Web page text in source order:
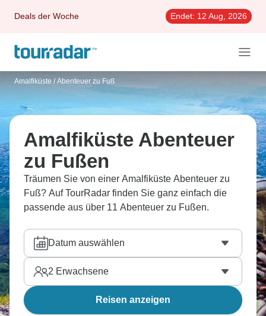
Deals der Woche Endet: 12 Aug, 2026
Amalfiküste / Abenteuer zu Fuß
Amalfiküste Abenteuer
zu Fußen
Träumen Sie von einer Amalfiküste Abenteuer zu
Fuß? Auf TourRadar finden Sie ganz einfach die
passende aus über 11 Abenteuer zu Fußen.
Datum auswählen
2 Erwachsene
Reisen anzeigen